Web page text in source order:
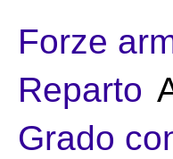
Forze
Reparto
Grado